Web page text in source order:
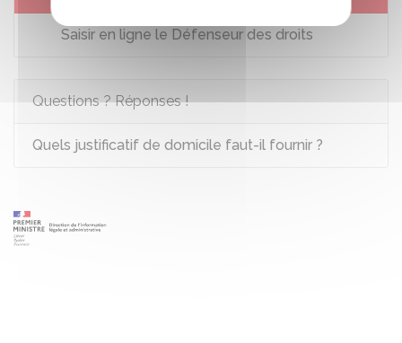
Saisir en ligne le Défenseur des droits
Questions ? Réponses !
Quels justificatif de domicile faut-il fournir ?